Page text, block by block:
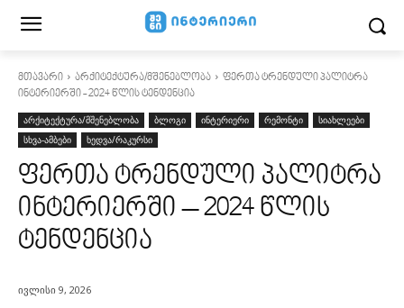
მთავარი არქიტექტურა/მშენებლობა
ფერთა ტრენდული პალიტრა
ინტერიერში - 2024 წლის ტენდენცია
არქიტექტურა/მშენებლობა ბლოგი ინტერიერი რემონტი
სიახლეები
სხვა-ამბები
ხედვა/რაკურსი
ფერთა ტრენდული პალიტრა
ინტერიერში – 2024 წლის
ტენდენცია
ივლისი 9, 2026